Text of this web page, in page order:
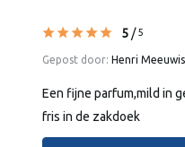
5 /5
Gepost door: Henri
Een fijne parfum,mild in
fris in de zakdoek